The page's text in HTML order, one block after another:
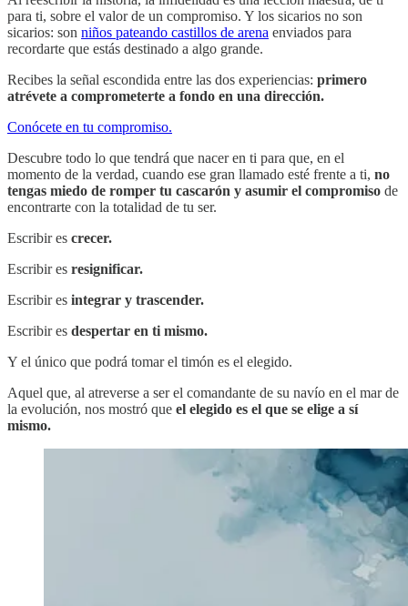
para ti, sobre el valor de un compromiso. Y los sicarios no son
sicarios: son niños pateando castillos de arena enviados para
recordarte que estás destinado a algo grande.
Recibes la señal escondida entre las dos experiencias: primero
atrévete a comprometerte a fondo en una dirección.
Conócete en tu compromiso.
Descubre todo lo que tendrá que nacer en ti para que, en el
momento de la verdad, cuando ese gran llamado esté frente a ti, no
tengas miedo de romper tu cascarón y asumir el compromiso de
encontrarte con la totalidad de tu ser.
Escribir es crecer.
Escribir es resignificar.
Escribir es integrar y trascender.
Escribir es despertar en ti mismo.
Y el único que podrá tomar el timón es el elegido.
Aquel que, al atreverse a ser el comandante de su navío en el mar de
la evolución, nos mostró que el elegido es el que se elige a sí
mismo.